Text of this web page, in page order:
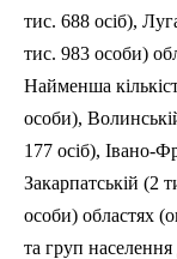
тис. 688 осіб),
тис. 983 особи)
Найменша
особи),
177 осіб), Івано-
Закарпатській (2
особи) областях
та груп населення